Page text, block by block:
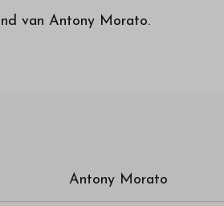
van Antony Morato.
Antony Morato